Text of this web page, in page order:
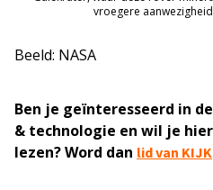
vroegere
Beeld: NASA
Ben je geïnteresseerd in
& technologie en wil je
lezen? Word dan lid van KIJK